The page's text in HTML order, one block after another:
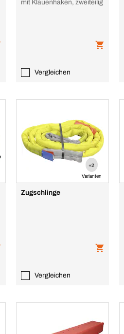
mit Klauenhaken, zweiteilig
Vergleichen
+2
Varianten
Zugschlinge
Vergleichen